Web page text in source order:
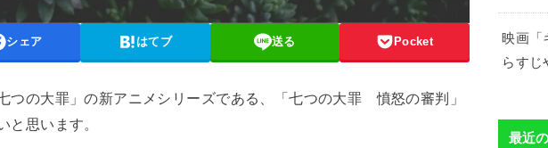
シェア はてブ 送る Pocket
つの大罪」の新アニメシリーズである、「七つの大罪 憤怒の審判」
と思います。
映画「
らすじ
最近